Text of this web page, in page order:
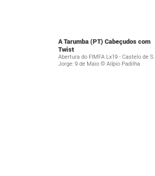
A Tarumba (PT) Cabeçudos com
Twist
Abertura do FIMFA Lx19 - Castelo de S.
Jorge: 9 de Maio © Alípio Padilha